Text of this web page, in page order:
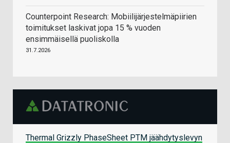
Counterpoint Research: Mobiilijärjestelmäpiirien
toimitukset laskivat jopa 15 % vuoden
ensimmäisellä puoliskolla
31.7.2026
Thermal Grizzly PhaseSheet PTM jäähdytyslevyn